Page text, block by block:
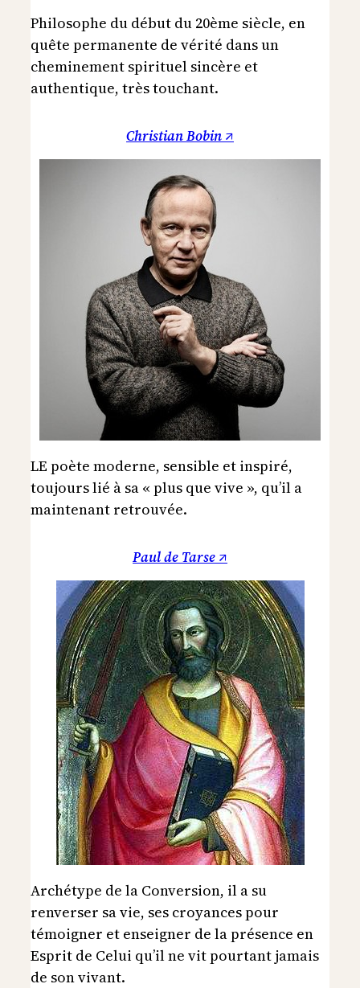
Philosophe du début du 20ème siècle, en
quête permanente de vérité dans un
cheminement spirituel sincère et
authentique, très touchant.
Christian Bobin ↗
LE poète moderne, sensible et inspiré,
toujours lié à sa « plus que vive », qu’il a
maintenant retrouvée.
Paul de Tarse ↗
Archétype de la Conversion, il a su
renverser sa vie, ses croyances pour
témoigner et enseigner de la présence en
Esprit de Celui qu’il ne vit pourtant jamais
de son vivant.